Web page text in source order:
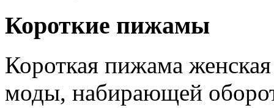
Короткие пижамы
Короткая пижама
моды, набирающей